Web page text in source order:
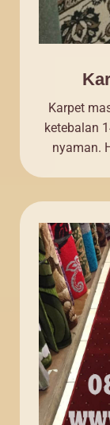
Karpet
ketebalan
nyaman.